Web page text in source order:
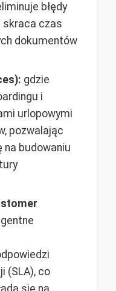
błędy
skraca czas
dokumentów
gdzie
i
urlopowymi
pozwalając
na budowaniu
(SLA), co